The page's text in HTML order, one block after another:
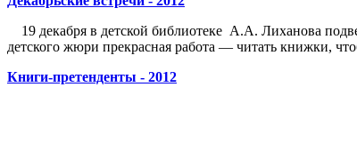
19 декабря в детской библиотеке А.А. Лиханова
детского жюри прекрасная работа — читать книжки,
Книги-претенденты - 2012